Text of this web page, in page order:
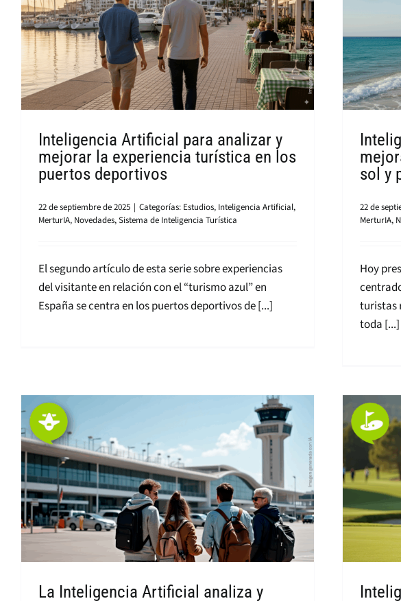
Inteligencia Artificial para analizar y
mejorar la experiencia turística en los
puertos deportivos
22 de septiembre de 2025 | Categorías: Estudios, Inteligencia Artificial,
MerturIA, Novedades,Sistema de Inteligencia Turística
El segundo artículo de esta serie sobre experiencias
del visitante en relación con el “turismo azul” en
España se centra en los puertos deportivos de [...]
sol y
22 de
MerturIA,
Hoy
turistas
toda [...]
La Inteligencia Artificial analiza y